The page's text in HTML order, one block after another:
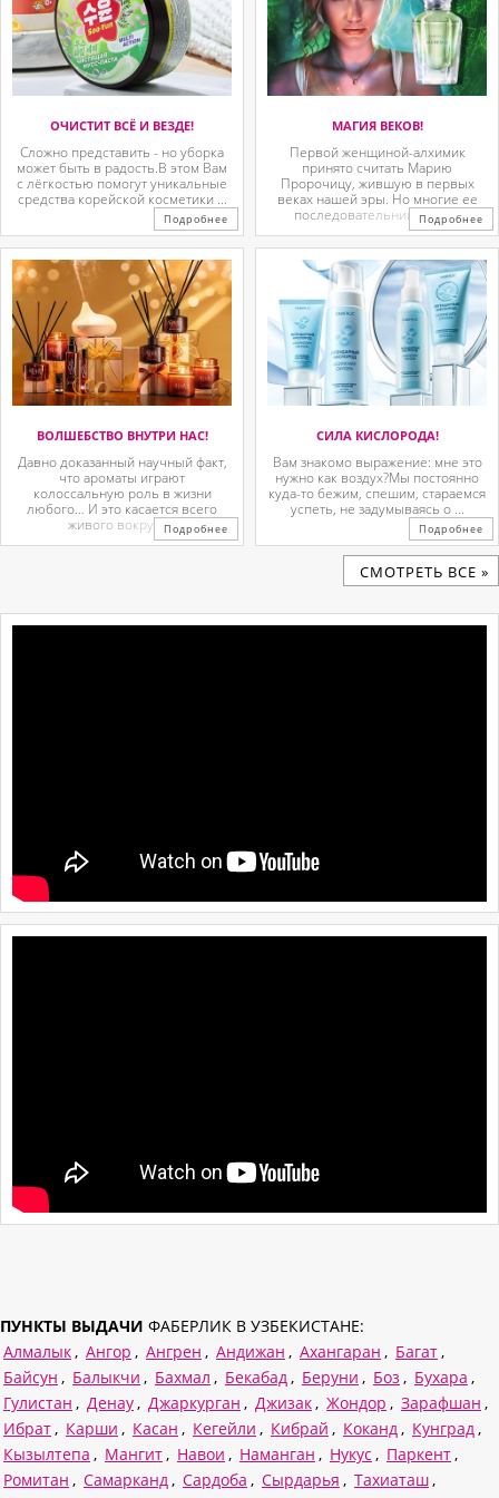
ОЧИСТИТ ВСЁ И ВЕЗДЕ!
Сложно представить - но уборка
может быть в радость.В этом Вам
с лёгкостью помогут уникальные
средства корейской косметики ...
Подробнее
МАГИЯ ВЕКОВ!
Первой женщиной-алхимик
принято считать Марию
Пророчицу, жившую в первых
веках нашей эры. Но многие ее
последовательницы так ...
Подробнее
ВОЛШЕБСТВО ВНУТРИ НАС!
Давно доказанный научный факт,
что ароматы играют
колоссальную роль в жизни
любого… И это касается всего
живого вокруг. ...Подробнее
СИЛА КИСЛОРОДА!
Вам знакомо выражение: мне это
нужно как воздух?Мы постоянно
куда-то бежим, спешим, стараемся
успеть, не задумываясь о ...
Подробнее
CМОТРЕТЬ ВСЕ »
ПУНКТЫ ВЫДАЧИ ФАБЕРЛИК В УЗБЕКИСТАНЕ:
Алмалык , Ангор , Ангрен , Андижан , Ахангаран , Багат ,
Байсун , Балыкчи , Бахмал , Бекабад , Беруни , Боз , Бухара ,
Гулистан , Денау , Джаркурган , Джизак , Жондор , Зарафшан ,
Ибрат , Карши , Касан , Кегейли , Кибрай , Коканд , Кунград ,
Кызылтепа , Мангит , Навои , Наманган , Нукус , Паркент ,
Ромитан , Самарканд , Сардоба , Сырдарья , Тахиаташ ,